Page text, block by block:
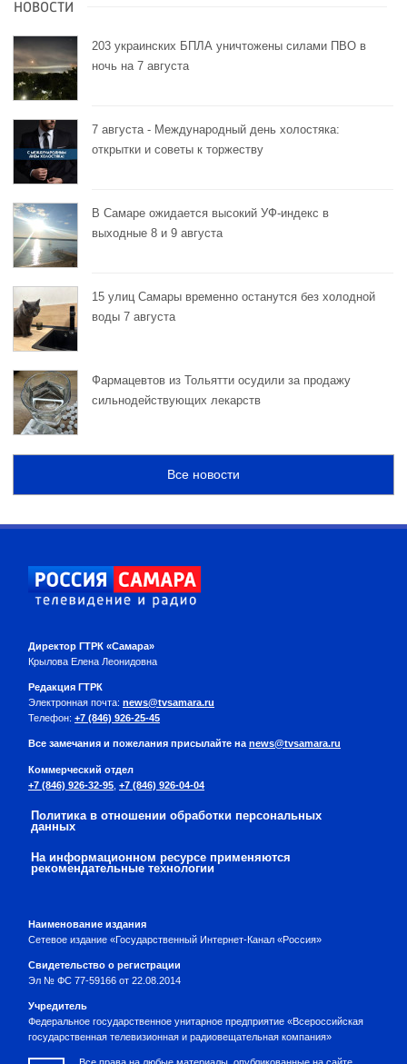
НОВОСТИ
203 украинских БПЛА уничтожены силами ПВО в
ночь на 7 августа
7 августа - Международный день холостяка:
открытки и советы к торжеству
В Самаре ожидается высокий УФ-индекс в
выходные 8 и 9 августа
15 улиц Самары временно останутся без холодной
воды 7 августа
Фармацевтов из Тольятти осудили за продажу
сильнодействующих лекарств
Все новости
Директор ГТРК «Самара»
Крылова Елена Леонидовна
Редакция ГТРК
Электронная почта: news@tvsamara.ru
Телефон: +7 (846) 926-25-45
Все замечания и пожелания присылайте на news@tvsamara.ru
Коммерческий отдел
+7 (846) 926-32-95 +7 (846) 926-04-04
Политика в отношении обработки персональных
данных
На информационном ресурсе применяются
рекомендательные технологии
Наименование издания
Сетевое издание «Государственный Интернет-Канал «Россия»
Свидетельство о регистрации
Эл № ФС 77-59166 от 22.08.2014
Учредитель
Федеральное государственное унитарное предприятие «Всероссийская
государственная телевизионная и радиовещательная компания»